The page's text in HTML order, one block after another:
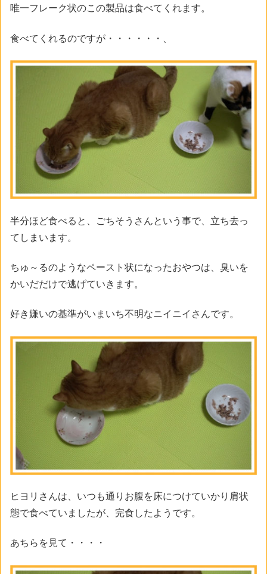
唯一フレーク状のこの製品は食べてくれます。
食べてくれるのですが・・・・・・、
半分ほど食べると、ごちそうさんという事で、立ち去っ
てしまいます。
ちゅ～るのようなペースト状になったおやつは、臭いを
かいだだけで逃げていきます。
好き嫌いの基準がいまいち不明なニイニイさんです。
ヒヨリさんは、いつも通りお腹を床につけていかり肩状
態で食べていましたが、完食したようです。
あちらを見て・・・・